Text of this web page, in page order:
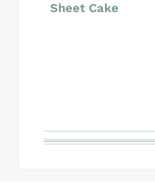
Sheet Cake